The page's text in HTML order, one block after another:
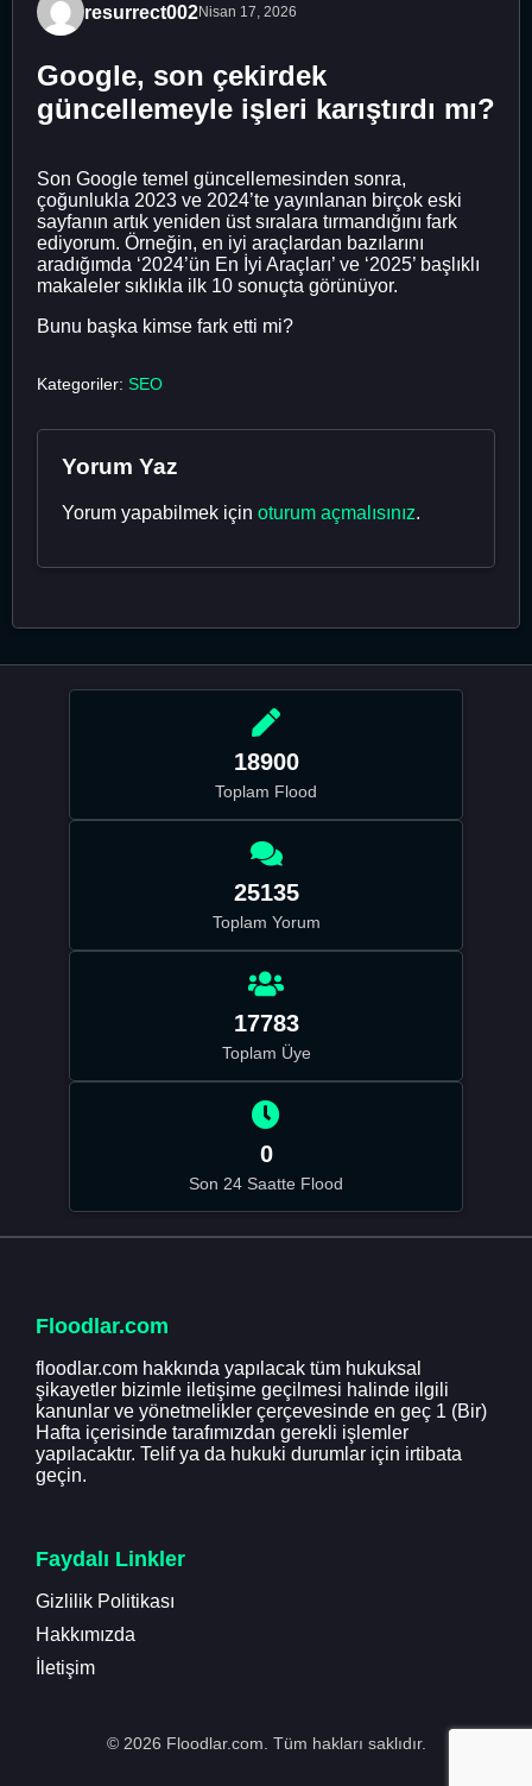
resurrect002Nisan 17, 2026
Google, son çekirdek
güncellemeyle işleri karıştırdı mı?
Son Google temel güncellemesinden sonra,
çoğunlukla 2023 ve 2024’te yayınlanan birçok eski
sayfanın artık yeniden üst sıralara tırmandığını fark
ediyorum. Örneğin, en iyi araçlardan bazılarını
aradığımda ‘2024’ün En İyi Araçları’ ve ‘2025’ başlıklı
makaleler sıklıkla ilk 10 sonuçta görünüyor.
Bunu başka kimse fark etti mi?
Kategoriler: SEO
Yorum Yaz
Yorum yapabilmek için oturum açmalısınız.
18900
Toplam Flood
25135
Toplam Yorum
17783
Toplam Üye
0
Son 24 Saatte Flood
Floodlar.com
floodlar.com hakkında yapılacak tüm hukuksal
şikayetler bizimle iletişime geçilmesi halinde ilgili
kanunlar ve yönetmelikler çerçevesinde en geç 1 (Bir)
Hafta içerisinde tarafımızdan gerekli işlemler
yapılacaktır. Telif ya da hukuki durumlar için irtibata
geçin.
Faydalı Linkler
Gizlilik Politikası
Hakkımızda
İletişim
© 2026 Floodlar.com. Tüm hakları saklıdır.